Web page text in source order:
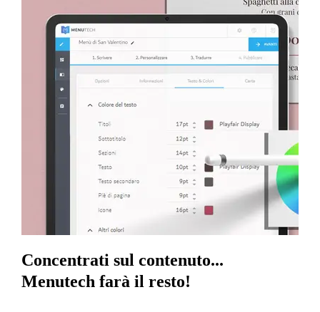
Concentrati sul contenuto...
Menutech farà il resto!